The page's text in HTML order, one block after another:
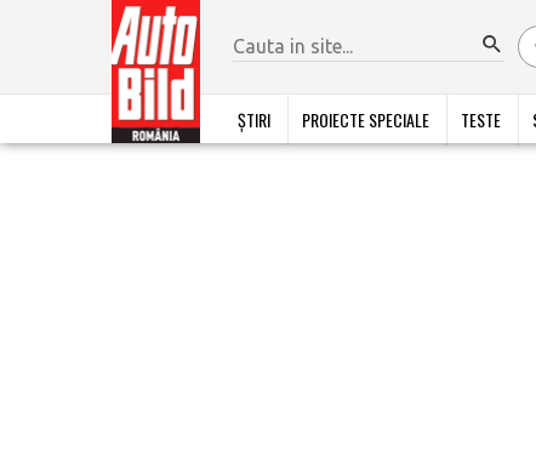
ȘTIRI PROIECTE SPECIALE TESTE